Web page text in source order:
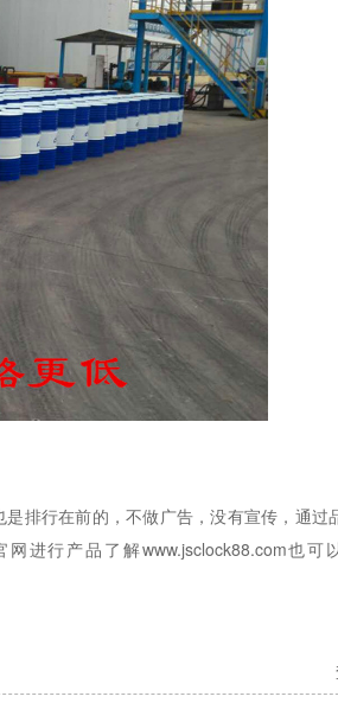
是排行在前的，不做广告，没有宣传，通过
进行产品了解www.jsclock88.com也可